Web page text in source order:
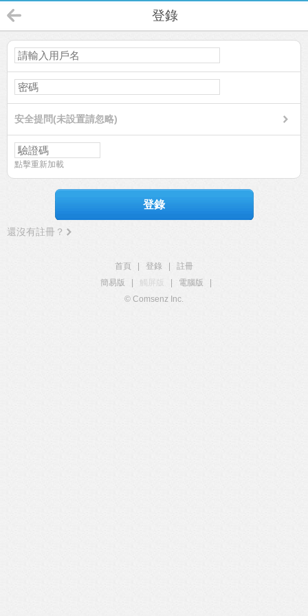
登錄
安全提問(未設置請忽略)
點擊重新加載
登錄
還沒有註冊？
首頁 登錄
註冊
簡易版
觸屏版 電腦版
© Comsenz Inc.